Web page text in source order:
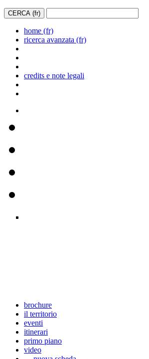
home (fr)
ricerca avanzata (fr)
credits e note legali
brochure
il territorio
eventi
itinerari
primo piano
video